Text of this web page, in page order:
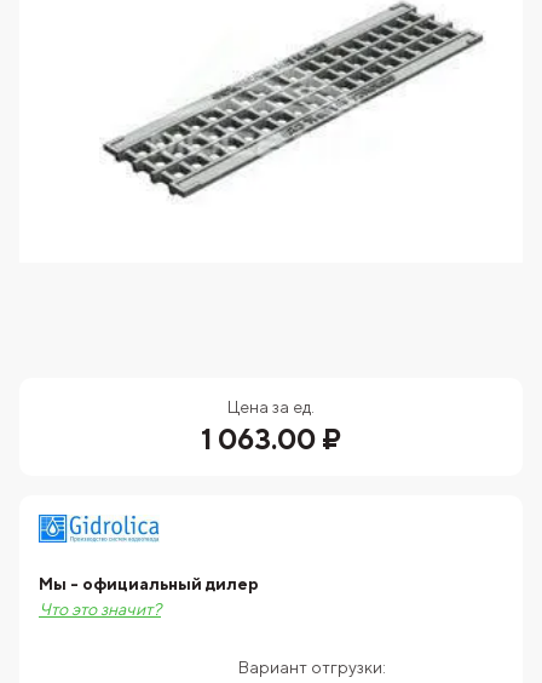
Цена за ед.
1 063.00 ₽
Вариант отгрузки:
Мы - официальный дилер
Что это значит?